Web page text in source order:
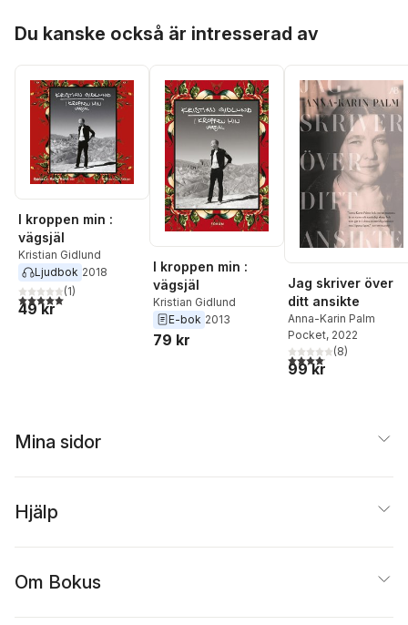
Du kanske också är intresserad av
I kroppen min :
vägsjäl
Kristian Gidlund
Ljudbok 2018
5,0utav 5 stjärnor. Totalt antal röster:
(1)
49 kr
I kroppen min :
vägsjäl
Kristian Gidlund
E-bok 2013
79 kr
Jag skriver över
ditt ansikte
Anna-Karin Palm
Pocket, 2022
4,1utav 5 stjärnor.
(8)
99 kr
Mina sidor
Hjälp
Om Bokus